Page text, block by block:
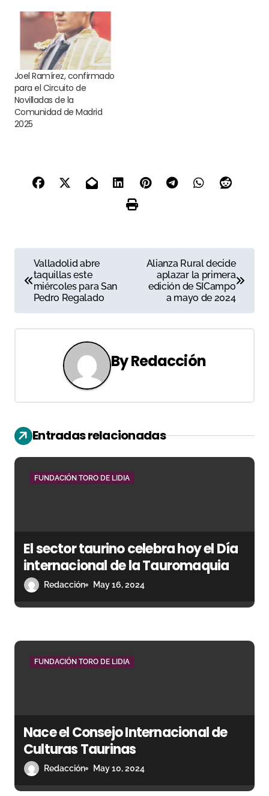
Joel Ramírez, confirmado
para el Circuito de
Novilladas de la
Comunidad de Madrid
2025
a
v
e
c
i
ó
e
n
t
a
Valladolid abre
taquillas este
miércoles para San
Pedro Regalado
Alianza Rural decide
aplazar la primera
edición de SICampo
a mayo de 2024
ByRedacción
Entradas relacionadas
FUNDACIÓN TORO DE LIDIA
El sector taurino celebra hoy el Día
internacional de la Tauromaquia
Redacción May 16, 2024
FUNDACIÓN TORO DE LIDIA
Nace el Consejo Internacional de
Culturas Taurinas
Redacción May 10, 2024